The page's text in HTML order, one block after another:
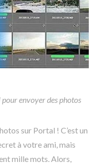
envoyer des photos
sur Portal ! C’est un
à votre ami, mais
mille mots. Alors,